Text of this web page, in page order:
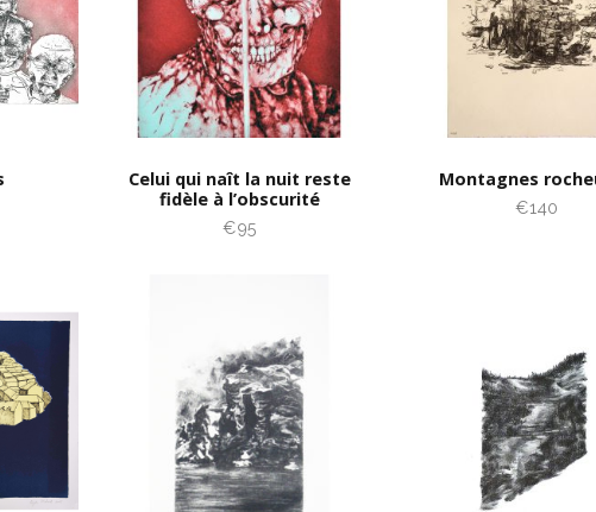
Celui qui naît la nuit reste
fidèle à l’obscurité
€95
Montagnes
€140